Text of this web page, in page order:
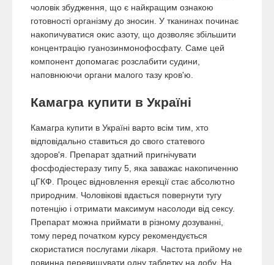
чоловік збудження, що є найкращим ознакою
готовності організму до зносин. У тканинах починає
накопичуватися окис азоту, що дозволяє збільшити
концентрацію гуанозинмонофосфату. Саме цей
компонент допомагає розслабити судини,
наповнюючи органи малого тазу кров'ю.
Камагра купити в Україні
Камагра купити в Україні варто всім тим, хто
відповідально ставиться до свого статевого
здоров'я. Препарат здатний пригнічувати
фосфодіестеразу типу 5, яка заважає накопиченню
цГКФ. Процес відновлення ерекції стає абсолютно
природним. Чоловікові вдається повернути тугу
потенцію і отримати максимум насолоди від сексу.
Препарат можна приймати в різному дозуванні,
тому перед початком курсу рекомендується
скористатися послугами лікаря. Частота прийому не
повинна перевищувати одну таблетку на добу. На